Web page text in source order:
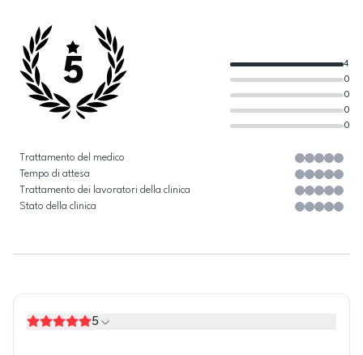
5
0
0
0
0
4
Trattamento del medico
Tempo di attesa
Trattamento dei lavoratori della clinica
Stato della clinica
5